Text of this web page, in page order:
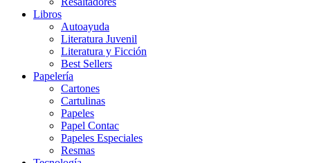
Libros
Autoayuda
Literatura Juvenil
Literatura y Ficción
Best Sellers
Papelería
Cartones
Cartulinas
Papeles
Papel Contac
Papeles Especiales
Resmas